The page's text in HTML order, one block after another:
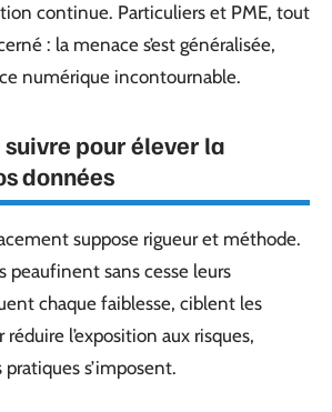
continue. Particuliers et PME, tout
: la menace s’est généralisée,
numérique incontournable.
suivre pour élever la
données
suppose rigueur et méthode.
peaufinent sans cesse leurs
chaque faiblesse, ciblent les
l’exposition aux risques,
s’imposent.